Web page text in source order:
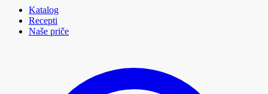
Katalog
Recepti
Naše priče